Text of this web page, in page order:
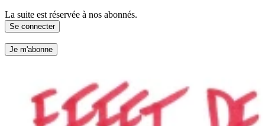
La suite est réservée à nos abonnés.
Se connecter
Je m'abonne